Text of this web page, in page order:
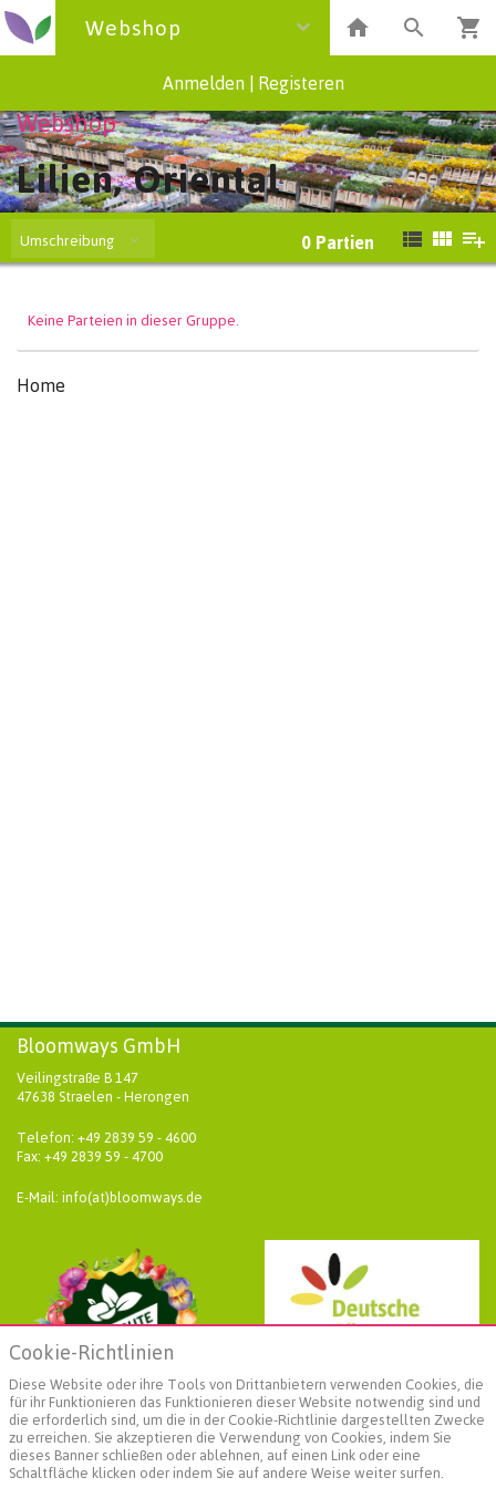
Webshop
Anmelden Registeren
Webshop
Lilien, Oriental
Umschreibung 0 Partien
Keine Parteien in dieser Gruppe.
Home
Bloomways GmbH
Veilingstraße B 147
47638 Straelen - Herongen
Telefon: +49 2839 59 - 4600
Fax: +49 2839 59 - 4700
E-Mail: info(at)bloomways.de
Weiterführende Informationen
Cookie-Richtlinien
Diese Website oder ihre Tools von Drittanbietern verwenden Cookies, die
für ihr Funktionieren das Funktionieren dieser Website notwendig sind und
die erforderlich sind, um die in der Cookie-Richtlinie dargestellten Zwecke
zu erreichen. Sie akzeptieren die Verwendung von Cookies, indem Sie
dieses Banner schließen oder ablehnen, auf einen Link oder eine
Schaltfläche klicken oder indem Sie auf andere Weise weiter surfen.